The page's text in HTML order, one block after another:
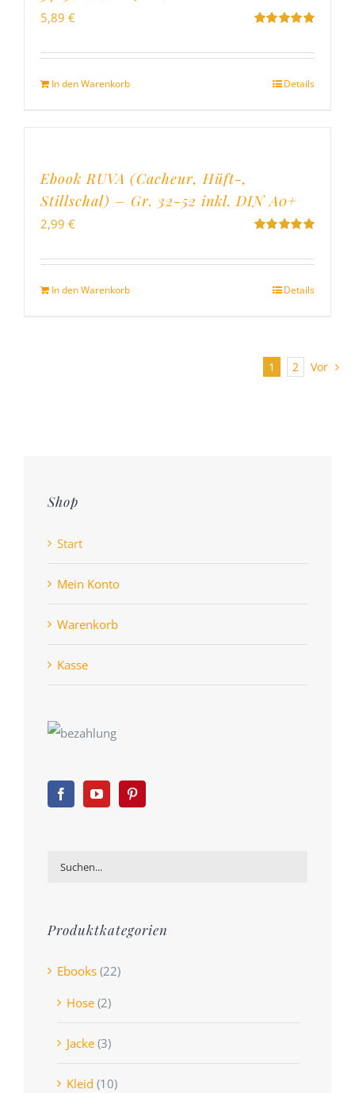
5
5,89 €
In den Warenkorb Details
Ebook RUVA (Cacheur, Hüft-,
Stillschal) – Gr. 32-52 inkl. DIN A0+
5
2,99 €
In den Warenkorb Details
1 2 Vor
Shop
Start
Mein Konto
Warenkorb
Kasse
Produktkategorien
Ebooks (22)
Hose (2)
Jacke (3)
Kleid (10)